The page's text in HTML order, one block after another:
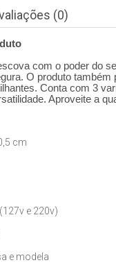
(0)
com o poder do
O produto
Conta com 3
Aproveite a
cm
e 220v)
e modela